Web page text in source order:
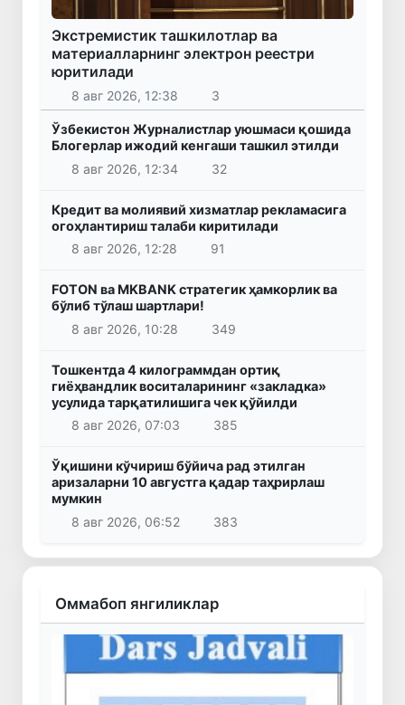
Экстремистик ташкилотлар ва
материалларнинг электрон реестри
юритилади
8 авг 2026, 12:38 3
Ўзбекистон Журналистлар уюшмаси қошида
Блогерлар ижодий кенгаши ташкил этилди
8 авг 2026, 12:34
32
Кредит ва молиявий хизматлар рекламасига
огоҳлантириш талаби киритилади
8 авг 2026, 12:28
91
FOTON ва MKBANK стратегик ҳамкорлик ва
бўлиб тўлаш шартлари!
8 авг 2026, 10:28
349
Тошкентда 4 килограммдан ортиқ
гиёҳвандлик воситаларининг «закладка»
усулида тарқатилишига чек қўйилди
8 авг 2026, 07:03
385
Ўқишини кўчириш бўйича рад этилган
аризаларни 10 августга қадар таҳрирлаш
мумкин
8 авг 2026, 06:52
383
Оммабоп янгиликлар